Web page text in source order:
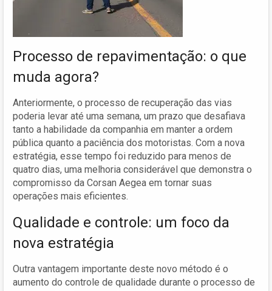
Processo de repavimentação: o que
muda agora?
Anteriormente, o processo de recuperação das vias
poderia levar até uma semana, um prazo que desafiava
tanto a habilidade da companhia em manter a ordem
pública quanto a paciência dos motoristas. Com a nova
estratégia, esse tempo foi reduzido para menos de
quatro dias, uma melhoria considerável que demonstra o
compromisso da Corsan Aegea em tornar suas
operações mais eficientes.
Qualidade e controle: um foco da
nova estratégia
Outra vantagem importante deste novo método é o
aumento do controle de qualidade durante o processo de